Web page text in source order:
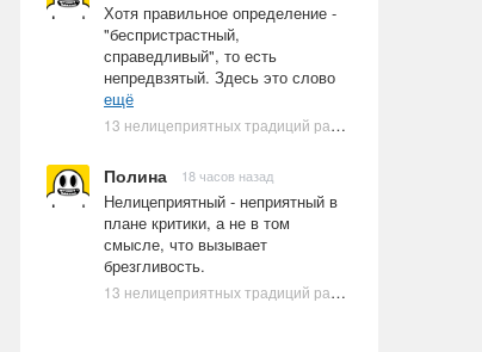
Хотя правильное определение -
"беспристрастный,
справедливый", то есть
непредвзятый. Здесь это слово
ещё
13 нелицеприятных традиций разных стран, которые могут шокировать неподготовленного человека
Полина 18 часов назад
Нелицеприятный - неприятный в
плане критики, а не в том
смысле, что вызывает
брезгливость.
13 нелицеприятных традиций разных стран, которые могут шокировать неподготовленного человека